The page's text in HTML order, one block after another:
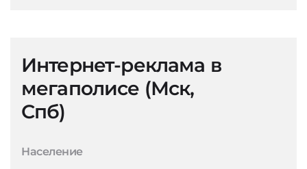
Интернет-реклама в
мегаполисе (Мск,
Спб)
Население